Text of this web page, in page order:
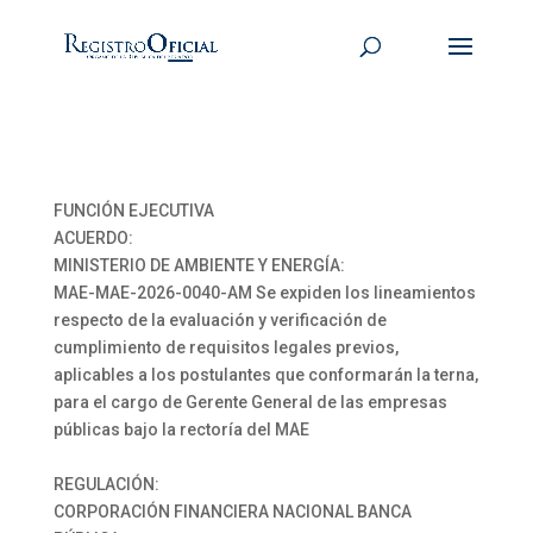
FUNCIÓN EJECUTIVA
ACUERDO:
MINISTERIO DE AMBIENTE Y ENERGÍA:
MAE-MAE-2026-0040-AM Se expiden los lineamientos
respecto de la evaluación y verificación de
cumplimiento de requisitos legales previos,
aplicables a los postulantes que conformarán la terna,
para el cargo de Gerente General de las empresas
públicas bajo la rectoría del MAE
REGULACIÓN:
CORPORACIÓN FINANCIERA NACIONAL BANCA